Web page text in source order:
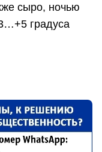
сыро, ночью
градуса